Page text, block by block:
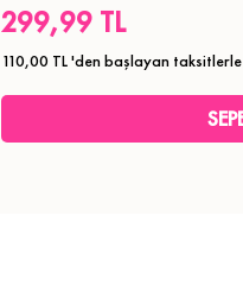
299,99 TL
110,00 TL'den başlayan taksitlerle